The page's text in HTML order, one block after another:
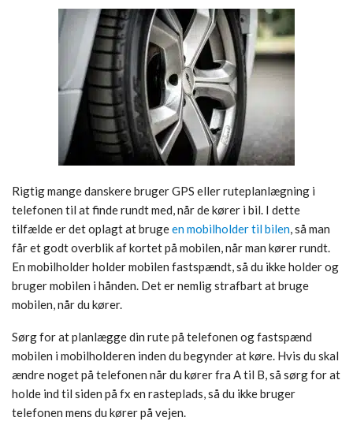
Rigtig mange danskere bruger GPS eller ruteplanlægning i
telefonen til at finde rundt med, når de kører i bil. I dette
tilfælde er det oplagt at brugeen mobilholder til bilen , så man
får et godt overblik af kortet på mobilen, når man kører rundt.
En mobilholder holder mobilen fastspændt, så du ikke holder og
bruger mobilen i hånden. Det er nemlig strafbart at bruge
mobilen, når du kører.
Sørg for at planlægge din rute på telefonen og fastspænd
mobilen i mobilholderen inden du begynder at køre. Hvis du skal
ændre noget på telefonen når du kører fra A til B, så sørg for at
holde ind til siden på fx en rasteplads, så du ikke bruger
telefonen mens du kører på vejen.